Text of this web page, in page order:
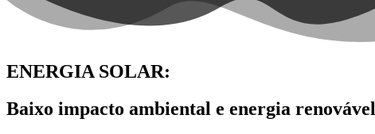
ENERGIA SOLAR:
Baixo impacto ambiental e energia renovável